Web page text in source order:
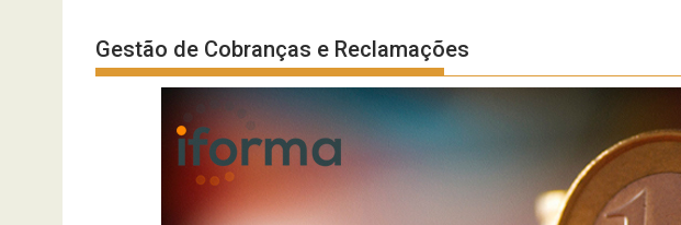
Gestão de Cobranças e Reclamações